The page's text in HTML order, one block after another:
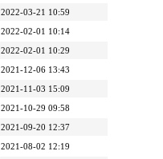
2022-03-21 10:59
2022-02-01 10:14
2022-02-01 10:29
2021-12-06 13:43
2021-11-03 15:09
2021-10-29 09:58
2021-09-20 12:37
2021-08-02 12:19